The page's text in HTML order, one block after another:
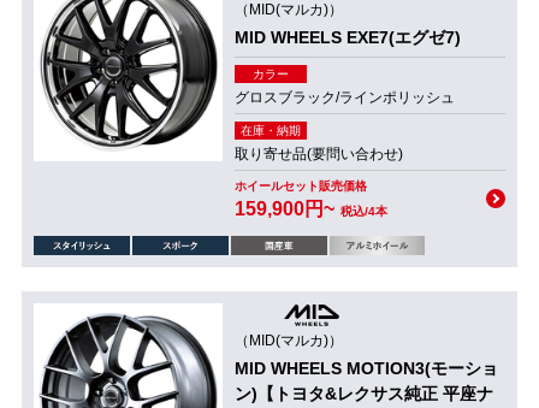
（MID(マルカ)）
MID WHEELS EXE7(エグゼ7)
カラー
グロスブラック/ラインポリッシュ
在庫・納期
取り寄せ品(要問い合わせ)
ホイールセット販売価格
159,900円~ 税込/4本
（MID(マルカ)）
MID WHEELS MOTION3(モーショ
ン)【トヨタ&レクサス純正 平座ナ